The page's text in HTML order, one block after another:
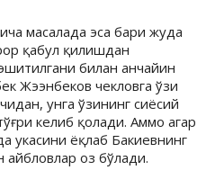
масалада эса бари жуда
қабул қилишдан
билан анчайин
Жээнбеков чекловга ўзи
унга ўзининг сиёсий
келиб қолади. Аммо агар
укасини ёқлаб Бакиевнинг
айбловлар оз бўлади.